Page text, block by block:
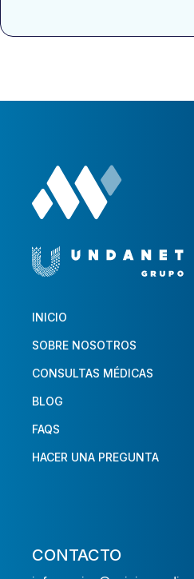
INICIO
SOBRE NOSOTROS
CONSULTAS MÉDICAS
BLOG
FAQS
HACER UNA PREGUNTA
CONTACTO